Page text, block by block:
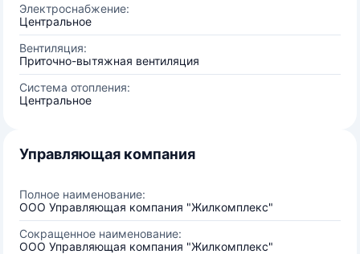
Электроснабжение:
Центральное
Вентиляция:
Приточно-вытяжная вентиляция
Система отопления:
Центральное
Управляющая компания
Полное наименование:
ООО Управляющая компания "Жилкомплекс"
Сокращенное наименование:
ООО Управляющая компания "Жилкомплекс"